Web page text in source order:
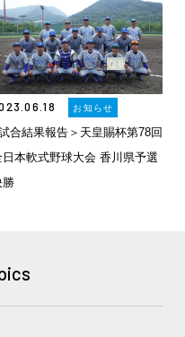
お知らせ
合結果報告＞天皇賜杯第78回
日本軟式野球大会 香川県予選
勝